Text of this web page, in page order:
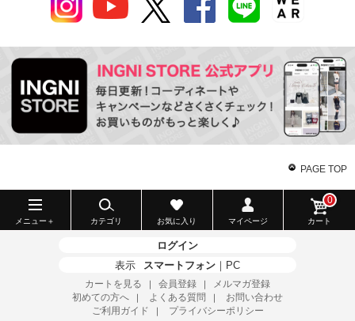
PAGE TOP
メニュー＋ カテゴリ お気に入り マイページ カート
0
ログイン
表示
スマートフォン ｜ PC
カートを見る ｜ 会員登録 ｜
メルマガ登録
初めての方へ
｜ よくある質問 ｜
お問い合わせ
ご利用ガイド
プライバシーポリシー